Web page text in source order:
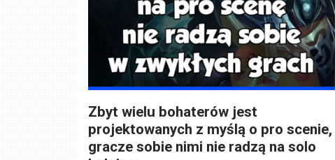
Zbyt wielu bohaterów jest
projektowanych z myślą o pro scenie,
gracze sobie nimi nie radzą na solo